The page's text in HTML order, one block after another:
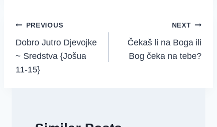
Post
navigation
PREVIOUS
Dobro Jutro Djevojke
~ Sredstva {Jošua
11-15}
NEXT
Čekaš li na Boga ili
Bog čeka na tebe?